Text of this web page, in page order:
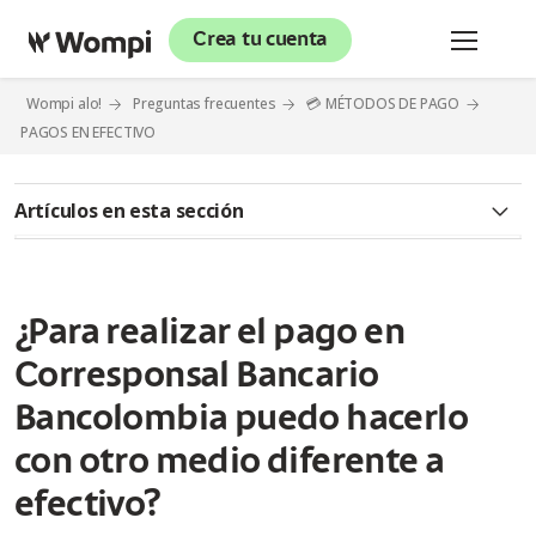
Crea tu cuenta
Wompi alo! Preguntas frecuentes
💳 MÉTODOS DE PAGO
PAGOS EN EFECTIVO
Artículos en esta sección
¿Qué significa pago en efectivo?
¿Qué es un Corresponsal Bancario Bancolombia?
¿Cómo identificar un Corresponsal Bancario Bancolombia?
¿Qué pasa si un cliente va a realizar un pago en efectivo de
Wompi y le indican que no reciben pagos a convenios
¿Para realizar el pago en
Corresponsal Bancario
Bancolombia puedo hacerlo
con otro medio diferente a
efectivo?